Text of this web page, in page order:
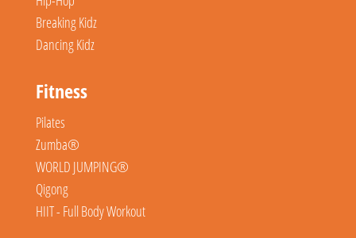
Breaking Kidz
Dancing Kidz
Fitness
Pilates
Zumba®
WORLD JUMPING®
Qigong
HIIT - Full Body Workout